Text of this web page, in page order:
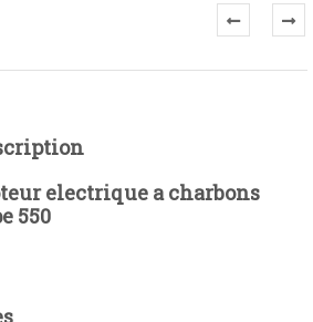
electrique a charbons
550